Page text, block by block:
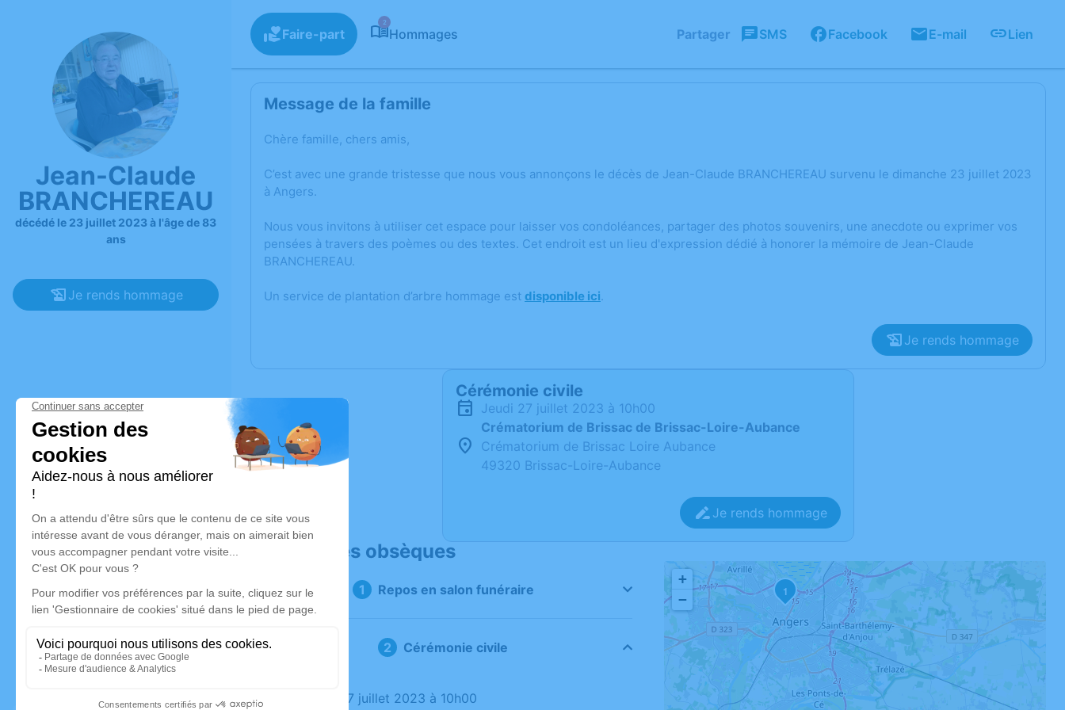
Jean-Claude
BRANCHEREAU
décédé le 23 juillet 2023 à l'âge de 83
ans
Je rends hommage
Faire-part
2
Hommages Partager SMS Facebook E-mail Lien
Message de la famille
Chère famille, chers amis,
C’est avec une grande tristesse que nous vous annonçons le décès de Jean-Claude BRANCHEREAU survenu le dimanche 23 juillet 2023
à Angers.
Nous vous invitons à utiliser cet espace pour laisser vos condoléances, partager des photos souvenirs, une anecdote ou exprimer vos
pensées à travers des poèmes ou des textes. Cet endroit est un lieu d'expression dédié à honorer la mémoire de Jean-Claude
BRANCHEREAU.
Un service de plantation d’arbre hommage est disponible ici.
Je rends hommage
Cérémonie civile
jeudi 27 juillet 2023 à 10h00
Crématorium de Brissac de Brissac-Loire-Aubance
Crématorium de Brissac Loire Aubance
49320 Brissac-Loire-Aubance
Je rends hommage
Déroulé des obsèques
Repos en salon funéraire
Cérémonie civile
Le jeudi 27 juillet 2023 à 10h00
1
+
−